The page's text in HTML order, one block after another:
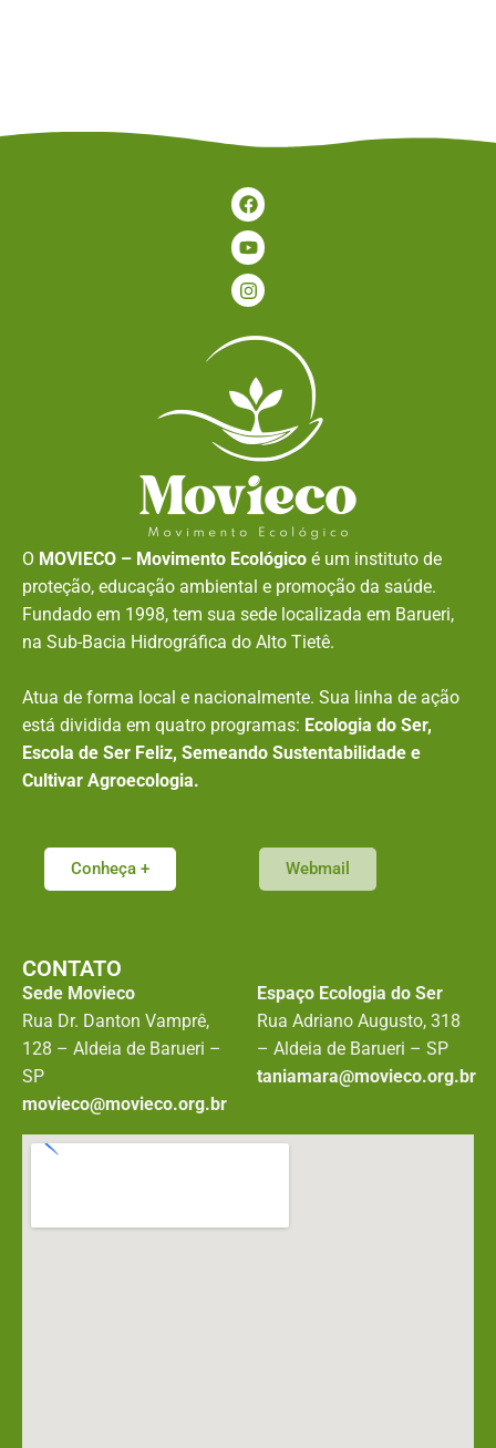
O MOVIECO – Movimento Ecológico é um instituto de
proteção, educação ambiental e promoção da saúde.
Fundado em 1998, tem sua sede localizada em Barueri,
na Sub-Bacia Hidrográfica do Alto Tietê.
Atua de forma local e nacionalmente. Sua linha de ação
está dividida em quatro programas: Ecologia do Ser,
Escola de Ser Feliz, Semeando Sustentabilidade e
Cultivar Agroecologia.
Conheça + Webmail
CONTATO
Sede Movieco
Rua Dr. Danton Vamprê,
128 – Aldeia de Barueri –
SP
movieco@movieco.org.br
Espaço Ecologia do Ser
Rua Adriano Augusto, 318
– Aldeia de Barueri – SP
taniamara@movieco.org.br